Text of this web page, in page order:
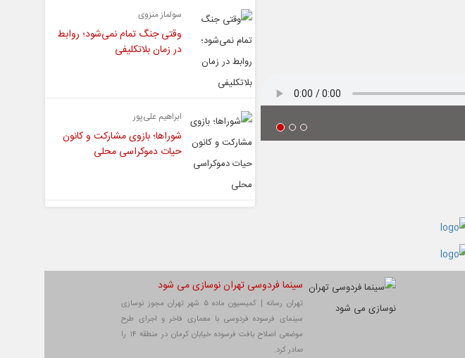
سولماز منزوی
وقتی جنگ تمام نمی‌شود؛ روابط
در زمان بلاتکلیفی
ابراهیم علی‌پور
شوراها؛ بازوی مشارکت و کانون
حیات دموکراسی محلی
سینما فردوسی تهران نوسازی می شود
تهران رسانه | کمیسیون ماده ۵ شهر تهران مجوز نوسازی
سینمای فرسوده فردوسی با معماری فاخر و اجرای طرح
موضعی اصلاح بافت فرسوده خیابان کرمان در منطقه ۱۴ را
صادر کرد.